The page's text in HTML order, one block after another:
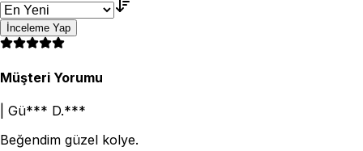
İnceleme Yap
Müşteri Yorumu
Gü*** D.***
Beğendim güzel kolye.